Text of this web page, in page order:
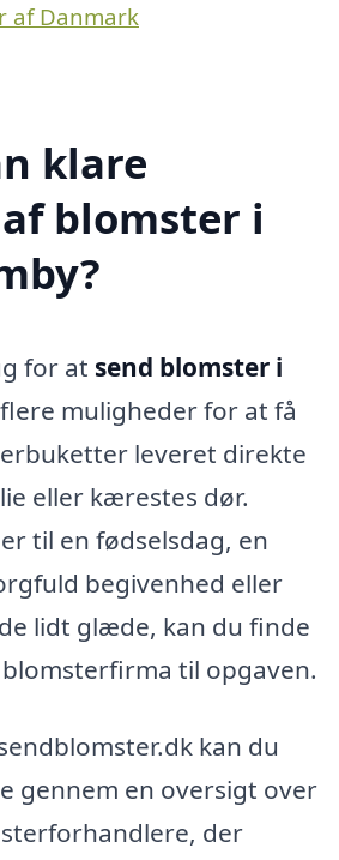
af Danmark
klare
blomster i
for at send blomster i
muligheder for at få
leveret direkte
eller kærestes dør.
til en fødselsdag, en
begivenhed eller
lidt glæde, kan du finde
til opgaven.
kan du
gennem en oversigt over
der